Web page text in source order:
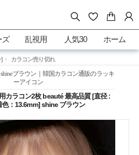
ズ 乱視用 人気30 ホーム
カラコン売り切れ
ブラウン｜韓国カラコン通販のラッキ
ーアイコン
カラコン2枚 beauté 最高品質 [直径 :
色：13.6mm] shine ブラウン